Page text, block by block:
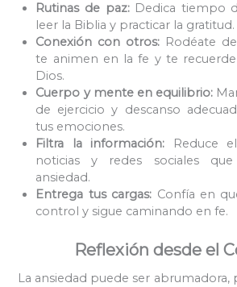
Rutinas de paz:Dedica tiempo
leer la Biblia y practicar la gratitud.
Conexión con otros: Rodéate
te animen en la fe y te
Dios.
Cuerpo y mente en equilibrio:
de ejercicio y descanso
tus emociones.
Filtra la información: Reduce
noticias y redes sociales
ansiedad.
Entrega tus cargas: Confía en
control y sigue caminando en fe.
Reflexión desde el
La ansiedad puede ser abrumadora,